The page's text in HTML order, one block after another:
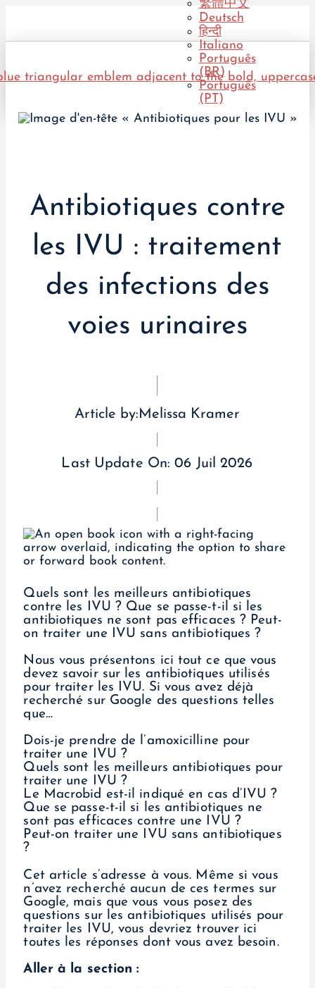
繁體中文
Deutsch
हिन्दी
Italiano
Português
(BR)
Português
(PT)
Antibiotiques contre
les IVU : traitement
des infections des
voies urinaires
Article by:Melissa Kramer
Last Update On:06 Juil 2026
Quels sont les meilleurs antibiotiques
contre les IVU ? Que se passe-t-il si les
antibiotiques ne sont pas efficaces ? Peut-
on traiter une IVU sans antibiotiques ?
Nous vous présentons ici tout ce que vous
devez savoir sur les antibiotiques utilisés
pour traiter les IVU. Si vous avez déjà
recherché sur Google des questions telles
que…
Dois-je prendre de l’amoxicilline pour
traiter une IVU ?
Quels sont les meilleurs antibiotiques pour
traiter une IVU ?
Le Macrobid est-il indiqué en cas d’IVU ?
Que se passe-t-il si les antibiotiques ne
sont pas efficaces contre une IVU ?
Peut-on traiter une IVU sans antibiotiques
?
Cet article s’adresse à vous. Même si vous
n’avez recherché aucun de ces termes sur
Google, mais que vous vous posez des
questions sur les antibiotiques utilisés pour
traiter les IVU, vous devriez trouver ici
toutes les réponses dont vous avez besoin.
Aller à la section :